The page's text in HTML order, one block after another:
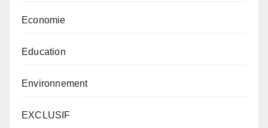
Economie
Education
Environnement
EXCLUSIF